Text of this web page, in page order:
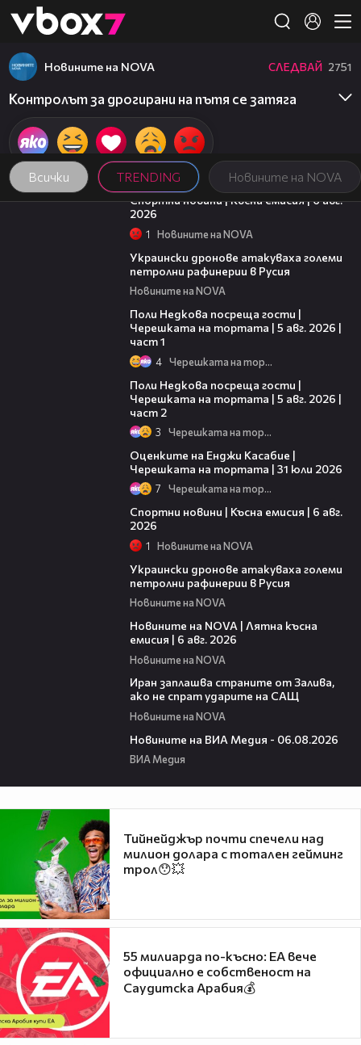
👾
Всички TRENDING Новините на NOVA
Новините на NOVA СЛЕДВАЙ 2751
Контролът за дрогирани на пътя се затяга
04:51
Спортни новини | Късна емисия | 6 авг.
2026
1 Новините на NOVA
Украински дронове атакуваха големи
петролни рафинерии в Русия
Новините на NOVA
Поли Недкова посреща гости |
Черешката на тортата | 5 авг. 2026 |
част 1
4 Черешката на тортата
Поли Недкова посреща гости |
Черешката на тортата | 5 авг. 2026 |
част 2
3 Черешката на тортата
Оценките на Енджи Касабие |
Черешката на тортата | 31 юли 2026
7 Черешката на тортата
Спортни новини | Късна емисия | 6 авг.
2026
1 Новините на NOVA
Украински дронове атакуваха големи
петролни рафинерии в Русия
Новините на NOVA
Новините на NOVA | Лятна късна
емисия | 6 авг. 2026
Новините на NOVA
Иран заплашва страните от Залива,
ако не спрат ударите на САЩ
Новините на NOVA
Новините на ВИА Медия - 06.08.2026
ВИА Медия
Тийнейджър почти спечели над
милион долара с тотален гейминг
трол😯💥
55 милиарда по-късно: EA вече
официално е собственост на
Саудитска Арабия💰